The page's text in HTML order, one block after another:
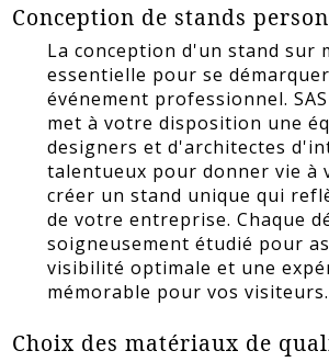
Conception de stands
La conception d'un stand sur
essentielle pour se
événement professionnel.
met à votre disposition une
designers et d'architectes
talentueux pour donner vie à
créer un stand unique qui
de votre entreprise. Chaque
soigneusement étudié pour
visibilité optimale et une
mémorable pour vos visiteurs.
Choix des matériaux de